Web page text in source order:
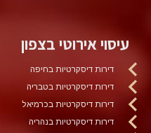
עיסוי אירוטי בצפון
דירות דיסקרטיות בחיפה
דירות דיסקרטיות בטבריה
דירות דיסקרטיות בכרמיאל
דירות דיסקרטיות בנהריה